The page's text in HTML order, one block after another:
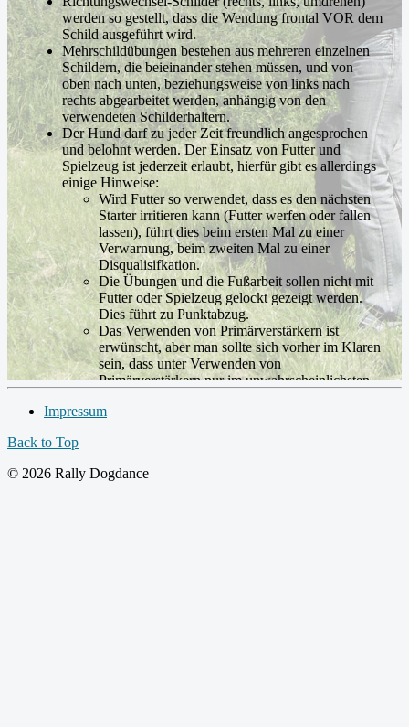
werden so gestellt, dass die Wendung frontal VOR dem
Schild ausgeführt wird.
Mehrschildübungen bestehen aus mehreren einzelnen
Schildern, die beieinander stehen müssen, und von
oben nach unten, beziehungsweise von links nach
rechts abgearbeitet werden, anhängig von den
verwendeten Schilderhaltern.
Der Hund darf zu jeder Zeit freundlich angesprochen
und belohnt werden. Der Einsatz von Futter und
Spielzeug ist jederzeit erlaubt, hierfür gibt es allerdings
einige Hinweise:
Wird Futter so verwendet, dass es den nächsten
Starter irritieren kann (Futter werfen oder fallen
lassen), führt dies beim ersten Mal zu einer
Verwarnung, beim zweiten Mal zu einer
Disqualisifkation.
Die Übungen und die Fußarbeit sollen nicht mit
Futter oder Spielzeug gelockt gezeigt werden.
Dies führt zu Punktabzug.
Das Verwenden von Primärverstärkern ist
erwünscht, aber man sollte sich vorher im Klaren
sein, dass unter Verwenden von
Primärverstärkern nur im unwahrscheinlichsten
kommen können.
mit ein.
Impressum
Back to Top
© 2026 Rally Dogdance